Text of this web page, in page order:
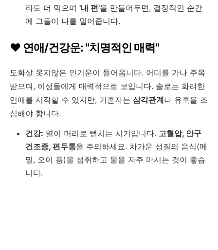
라도 더 먹으며 '내 편'을 만들어두면, 결정적인 순간
에 그들이 나를 밀어줍니다.
❤️ 연애/건강운: "치명적인 매력"
도화살 못지않은 인기운이 들어옵니다. 어디를 가나 주목
받으며, 이성들에게 매력적으로 보입니다. 솔로는 화려한
연애를 시작할 수 있지만, 기혼자는 삼각관계나 유혹을 조
심해야 합니다.
건강: 열이 머리로 뻗치는 시기입니다. 고혈압, 안구
건조증, 편두통을 주의하세요. 차가운 성질의 음식(메
밀, 오이 등)을 섭취하고 물을 자주 마시는 것이 좋습
니다.